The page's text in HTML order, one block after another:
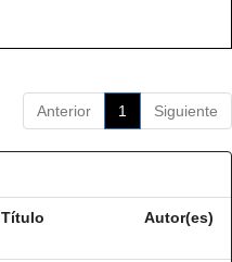
Anterior 1 Siguiente
Título Autor(es)